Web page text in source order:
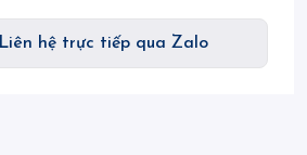
Liên hệ trực tiếp qua Zalo